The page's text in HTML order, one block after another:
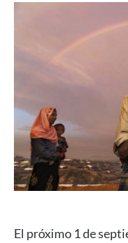
El próximo 1 de